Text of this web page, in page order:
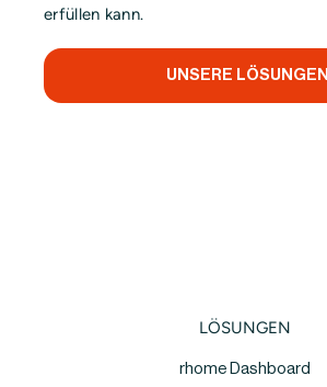
erfüllen kann.
UNSERE LÖSUNGEN
LÖSUNGEN
rhome Dashboard